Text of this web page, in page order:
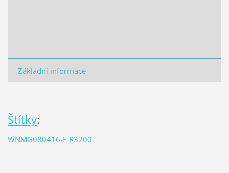
Základní informace
Štítky:
WNMG080416-F R3200